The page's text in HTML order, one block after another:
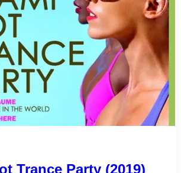
Trance Party (2019)